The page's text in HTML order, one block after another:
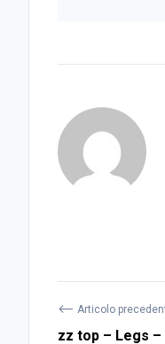
⟵ Articolo
zz top – Legs